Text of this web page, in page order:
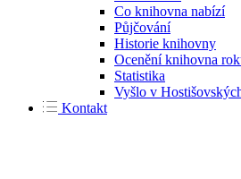
Co knihovna nabízí
Půjčování
Historie knihovny
Ocenění knihovna
Statistika
Vyšlo v
Kontakt